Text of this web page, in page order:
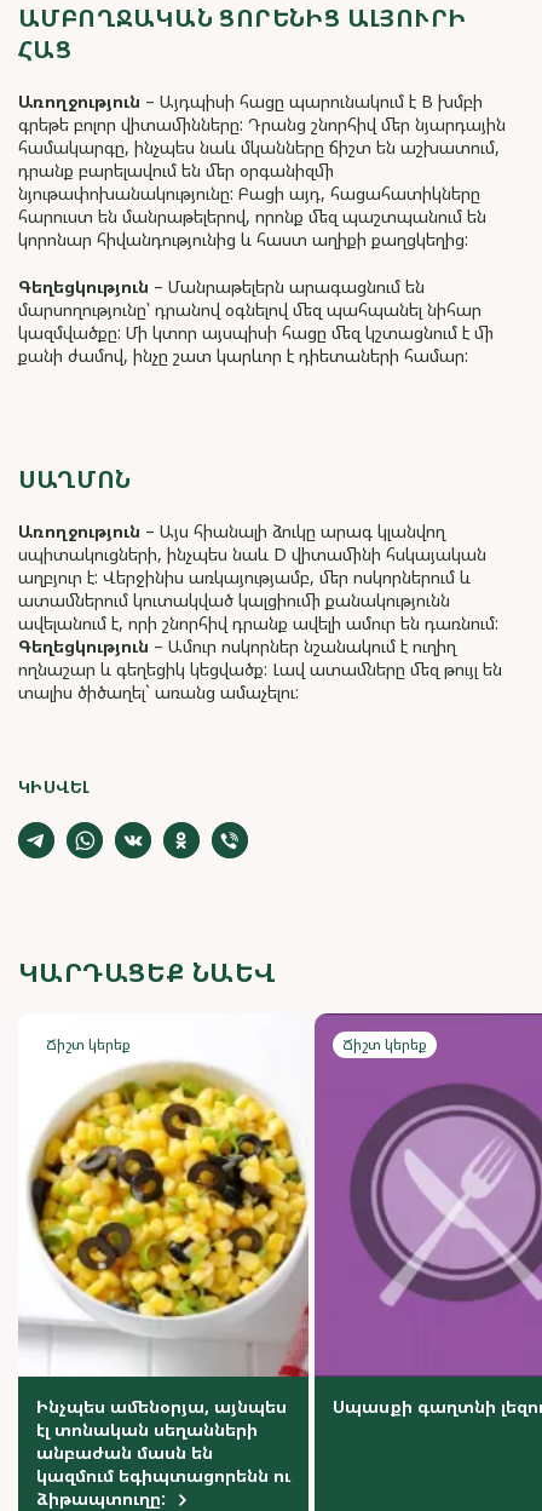
ԱՄԲՈՂՋԱԿԱՆ ՑՈՐԵՆԻՑ ԱԼՅՈՒՐԻ
ՀԱՑ
Առողջություն – Այդպիսի հացը պարունակում է B խմբի
գրեթե բոլոր վիտամինները: Դրանց շնորհիվ մեր նյարդային
համակարգը, ինչպես նաև մկանները ճիշտ են աշխատում,
դրանք բարելավում են մեր օրգանիզմի
նյութափոխանակությունը: Բացի այդ, հացահատիկները
հարուստ են մանրաթելերով, որոնք մեզ պաշտպանում են
կորոնար հիվանդությունից և հաստ աղիքի քաղցկեղից:
Գեղեցկություն – Մանրաթելերն արագացնում են
մարսողությունը՝ դրանով օգնելով մեզ պահպանել նիհար
կազմվածքը: Մի կտոր այսպիսի հացը մեզ կշտացնում է մի
քանի ժամով, ինչը շատ կարևոր է դիետաների համար:
ՍԱՂՄՈՆ
Առողջություն – Այս հիանալի ձուկը արագ կլանվող
սպիտակուցների, ինչպես նաև D վիտամինի հսկայական
աղբյուր է: Վերջինիս առկայությամբ, մեր ոսկորներում և
ատամներում կուտակված կալցիումի քանակությունն
ավելանում է, որի շնորհիվ դրանք ավելի ամուր են դառնում:
Գեղեցկություն – Ամուր ոսկորներ նշանակում է ուղիղ
ողնաշար և գեղեցիկ կեցվածք: Լավ ատամները մեզ թույլ են
տալիս ծիծաղել` առանց ամաչելու:
ԿԻՍՎԵԼ
ԿԱՐԴԱՑԵՔ ՆԱԵՎ
Ճիշտ կերեք
Ինչպես ամենօրյա, այնպես
էլ տոնական սեղանների
անբաժան մասն են
կազմում եգիպտացորենն ու
ձիթապտուղը:
Ճիշտ կերեք
Սպասքի գաղտնի